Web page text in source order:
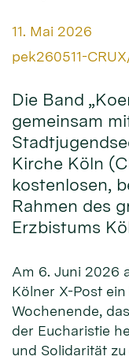
Datum:
11. Mai 2026
Von:
pek260511-
Die Band
gemeinsam
Kirche Köln
kostenlosen,
Rahmen des
Erzbistums
Am 6. Juni 2026
Kölner X-Post
Wochenende,
der Eucharistie
und Solidarität